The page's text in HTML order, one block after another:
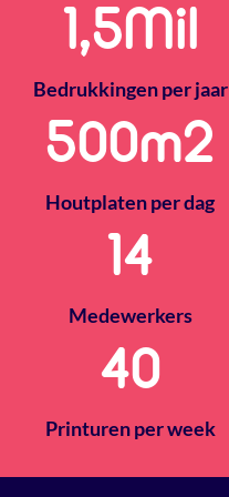
1,5Mil
Bedrukkingen per jaar
500m2
Houtplaten per dag
14
Medewerkers
40
Printuren per week